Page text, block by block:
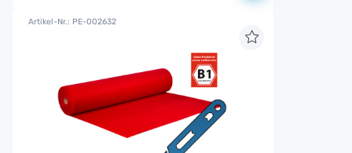
Artikel-Nr.: PE-002632